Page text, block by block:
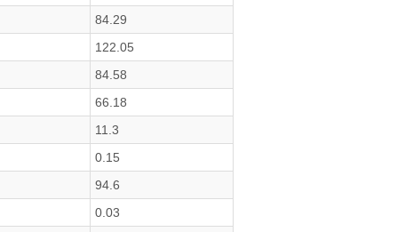
84.29
122.05
84.58
66.18
11.3
0.15
94.6
0.03